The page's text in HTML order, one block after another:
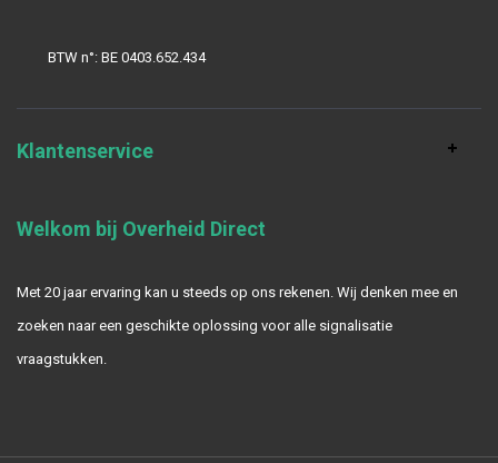
BTW n°: BE 0403.652.434
Klantenservice
Welkom bij Overheid Direct
Met 20 jaar ervaring kan u steeds op ons rekenen. Wij denken mee en
zoeken naar een geschikte oplossing voor alle signalisatie
vraagstukken.